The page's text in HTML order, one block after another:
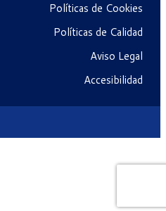
Políticas de Cookies
Políticas de Calidad
Aviso Legal
Accesibilidad